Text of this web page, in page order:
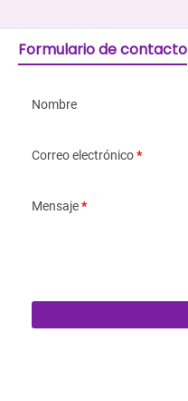
Formulario de contacto
Nombre
Correo electrónico*
Mensaje*